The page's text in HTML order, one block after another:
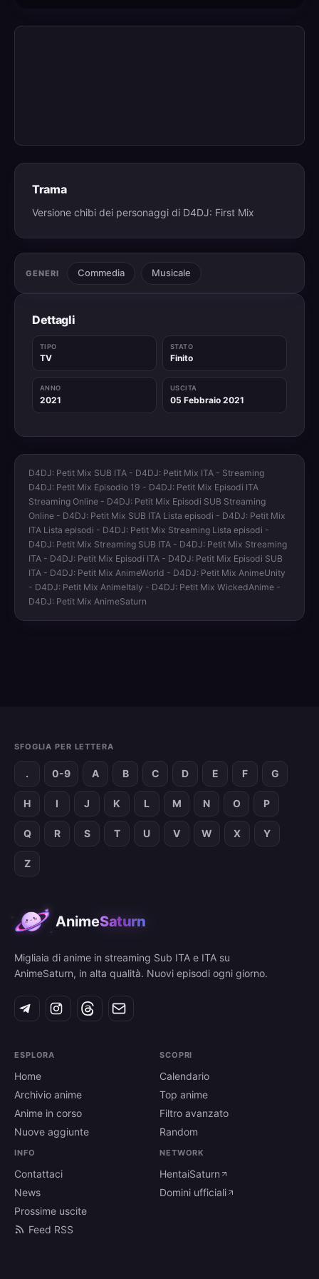
Trama
Versione chibi dei personaggi di D4DJ: First Mix
GENERI Commedia Musicale
Dettagli
TIPO
TV
STATO
Finito
ANNO
2021
USCITA
05 Febbraio 2021
D4DJ: Petit Mix SUB ITA - D4DJ: Petit Mix ITA - Streaming
D4DJ: Petit Mix Episodio 19 - D4DJ: Petit Mix Episodi ITA
Streaming Online - D4DJ: Petit Mix Episodi SUB Streaming
Online - D4DJ: Petit Mix SUB ITA Lista episodi - D4DJ: Petit Mix
ITA Lista episodi - D4DJ: Petit Mix Streaming Lista episodi -
D4DJ: Petit Mix Streaming SUB ITA - D4DJ: Petit Mix Streaming
ITA - D4DJ: Petit Mix Episodi ITA - D4DJ: Petit Mix Episodi SUB
ITA - D4DJ: Petit Mix AnimeWorld - D4DJ: Petit Mix AnimeUnity
- D4DJ: Petit Mix AnimeItaly - D4DJ: Petit Mix WickedAnime -
D4DJ: Petit Mix AnimeSaturn
SFOGLIA PER LETTERA
. 0-9 A B C D E F G
H I J K L M N O P
Q R S T U V W X Y
Z
AnimeSaturn
Migliaia di anime in streaming Sub ITA e ITA su
AnimeSaturn, in alta qualità. Nuovi episodi ogni giorno.
ESPLORA
Home
Archivio anime
Anime in corso
Nuove aggiunte
SCOPRI
Calendario
Top anime
Filtro avanzato
Random
INFO
Contattaci
News
Prossime uscite
Feed RSS
NETWORK
HentaiSaturn
Domini ufficiali